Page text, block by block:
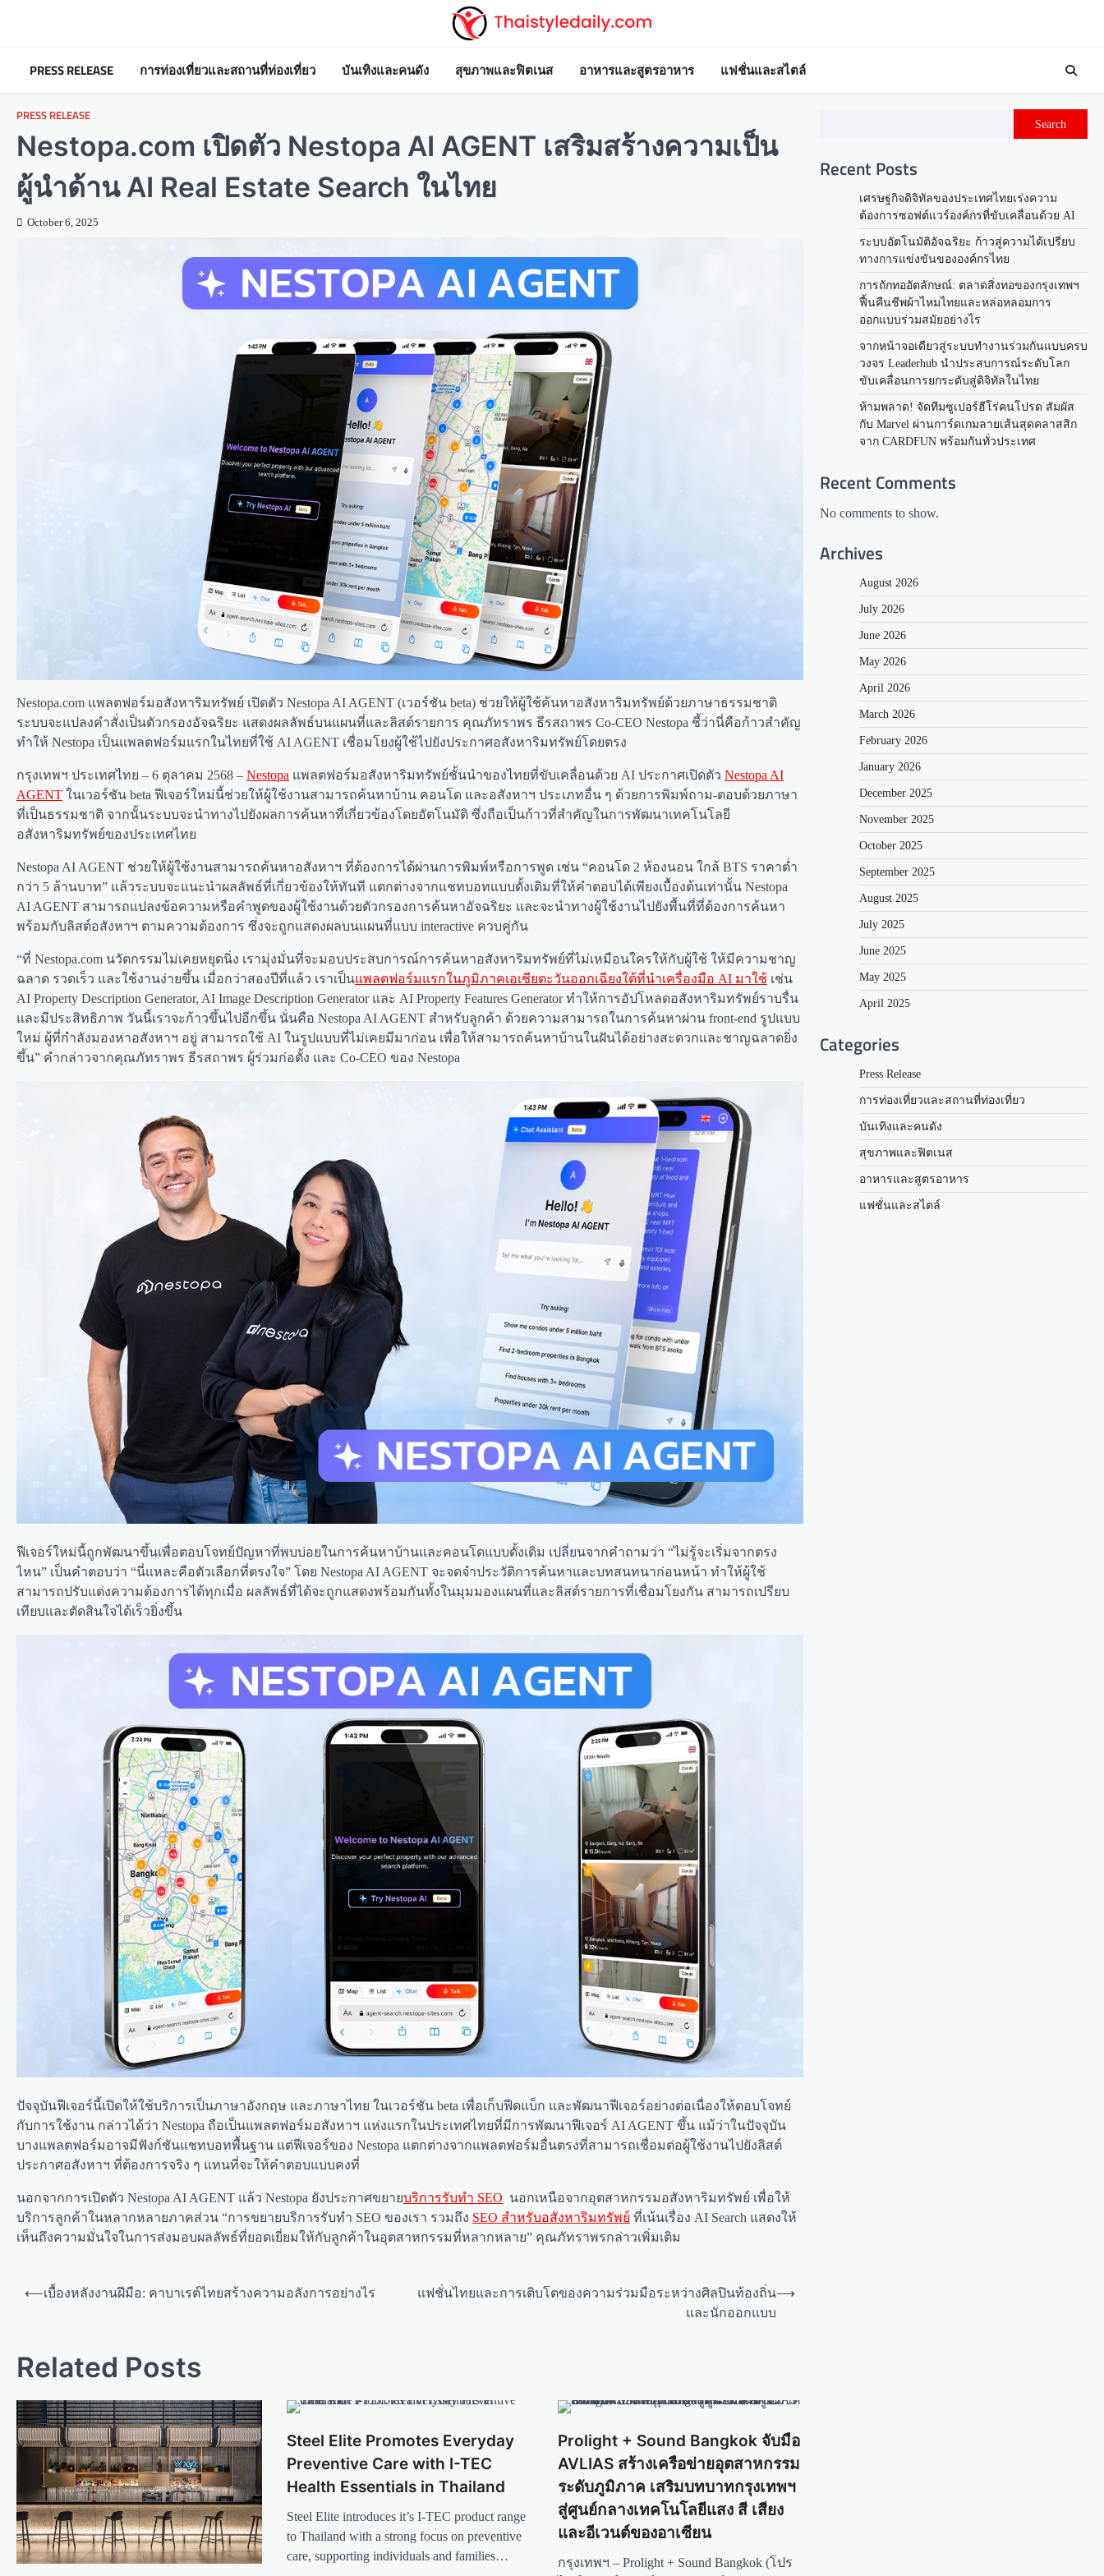
PRESS RELEASE การท่องเที่ยวและสถานที่ท่องเที่ยว บันเทิงและคนดัง สุขภาพและฟิตเนส อาหารและสูตรอาหาร แฟชั่นและสไตล์
PRESS RELEASE
Nestopa.com เปิดตัว Nestopa AI AGENT เสริมสร้างความเป็น
ผู้นำด้าน AI Real Estate Search ในไทย
October 6, 2025
Nestopa.com แพลตฟอร์มอสังหาริมทรัพย์ เปิดตัว Nestopa AI AGENT (เวอร์ชัน beta) ช่วยให้ผู้ใช้ค้นหาอสังหาริมทรัพย์ด้วยภาษาธรรมชาติ
ระบบจะแปลงคำสั่งเป็นตัวกรองอัจฉริยะ แสดงผลลัพธ์บนแผนที่และลิสต์รายการ คุณภัทราพร ธีรสถาพร Co-CEO Nestopa ชี้ว่านี่คือก้าวสำคัญ
ทำให้ Nestopa เป็นแพลตฟอร์มแรกในไทยที่ใช้ AI AGENT เชื่อมโยงผู้ใช้ไปยังประกาศอสังหาริมทรัพย์โดยตรง
กรุงเทพฯ ประเทศไทย – 6 ตุลาคม 2568 – Nestopa แพลตฟอร์มอสังหาริมทรัพย์ชั้นนำของไทยที่ขับเคลื่อนด้วย AI ประกาศเปิดตัว Nestopa AI
AGENT ในเวอร์ชัน beta ฟีเจอร์ใหม่นี้ช่วยให้ผู้ใช้งานสามารถค้นหาบ้าน คอนโด และอสังหาฯ ประเภทอื่น ๆ ด้วยการพิมพ์ถาม-ตอบด้วยภาษา
ที่เป็นธรรมชาติ จากนั้นระบบจะนำทางไปยังผลการค้นหาที่เกี่ยวข้องโดยอัตโนมัติ ซึ่งถือเป็นก้าวที่สำคัญในการพัฒนาเทคโนโลยี
อสังหาริมทรัพย์ของประเทศไทย
Nestopa AI AGENT ช่วยให้ผู้ใช้งานสามารถค้นหาอสังหาฯ ที่ต้องการได้ผ่านการพิมพ์หรือการพูด เช่น “คอนโด 2 ห้องนอน ใกล้ BTS ราคาต่ำ
กว่า 5 ล้านบาท” แล้วระบบจะแนะนำผลลัพธ์ที่เกี่ยวข้องให้ทันที แตกต่างจากแชทบอทแบบดั้งเดิมที่ให้คำตอบได้เพียงเบื้องต้นเท่านั้น Nestopa
AI AGENT สามารถแปลงข้อความหรือคำพูดของผู้ใช้งานด้วยตัวกรองการค้นหาอัจฉริยะ และจะนำทางผู้ใช้งานไปยังพื้นที่ที่ต้องการค้นหา
พร้อมกับลิสต์อสังหาฯ ตามความต้องการ ซึ่งจะถูกแสดงผลบนแผนที่แบบ interactive ควบคู่กัน
“ที่ Nestopa.com นวัตกรรมไม่เคยหยุดนิ่ง เรามุ่งมั่นที่จะมอบประสบการณ์การค้นหาอสังหาริมทรัพย์ที่ไม่เหมือนใครให้กับผู้ใช้ ให้มีความชาญ
ฉลาด รวดเร็ว และใช้งานง่ายขึ้น เมื่อกว่าสองปีที่แล้ว เราเป็นแพลตฟอร์มแรกในภูมิภาคเอเชียตะวันออกเฉียงใต้ที่นำเครื่องมือ AI มาใช้ เช่น
AI Property Description Generator, AI Image Description Generator และ AI Property Features Generator ทำให้การอัปโหลดอสังหาริมทรัพย์ราบรื่น
และมีประสิทธิภาพ วันนี้เราจะก้าวขึ้นไปอีกขึ้น นั่นคือ Nestopa AI AGENT สำหรับลูกค้า ด้วยความสามารถในการค้นหาผ่าน front-end รูปแบบ
ใหม่ ผู้ที่กำลังมองหาอสังหาฯ อยู่ สามารถใช้ AI ในรูปแบบที่ไม่เคยมีมาก่อน เพื่อให้สามารถค้นหาบ้านในฝันได้อย่างสะดวกและชาญฉลาดยิ่ง
ขึ้น” คำกล่าวจากคุณภัทราพร ธีรสถาพร ผู้ร่วมก่อตั้ง และ Co-CEO ของ Nestopa
ฟีเจอร์ใหม่นี้ถูกพัฒนาขึ้นเพื่อตอบโจทย์ปัญหาที่พบบ่อยในการค้นหาบ้านและคอนโดแบบดั้งเดิม เปลี่ยนจากคำถามว่า “ไม่รู้จะเริ่มจากตรง
ไหน” เป็นคำตอบว่า “นี่แหละคือตัวเลือกที่ตรงใจ” โดย Nestopa AI AGENT จะจดจำประวัติการค้นหาและบทสนทนาก่อนหน้า ทำให้ผู้ใช้
สามารถปรับแต่งความต้องการได้ทุกเมื่อ ผลลัพธ์ที่ได้จะถูกแสดงพร้อมกันทั้งในมุมมองแผนที่และลิสต์รายการที่เชื่อมโยงกัน สามารถเปรียบ
เทียบและตัดสินใจได้เร็วยิ่งขึ้น
ปัจจุบันฟีเจอร์นี้เปิดให้ใช้บริการเป็นภาษาอังกฤษ และภาษาไทย ในเวอร์ชัน beta เพื่อเก็บฟีดแบ็ก และพัฒนาฟีเจอร์อย่างต่อเนื่องให้ตอบโจทย์
กับการใช้งาน กล่าวได้ว่า Nestopa ถือเป็นแพลตฟอร์มอสังหาฯ แห่งแรกในประเทศไทยที่มีการพัฒนาฟีเจอร์ AI AGENT ขึ้น แม้ว่าในปัจจุบัน
บางแพลตฟอร์มอาจมีฟังก์ชันแชทบอทพื้นฐาน แต่ฟีเจอร์ของ Nestopa แตกต่างจากแพลตฟอร์มอื่นตรงที่สามารถเชื่อมต่อผู้ใช้งานไปยังลิสต์
ประกาศอสังหาฯ ที่ต้องการจริง ๆ แทนที่จะให้คำตอบแบบคงที่
นอกจากการเปิดตัว Nestopa AI AGENT แล้ว Nestopa ยังประกาศขยายบริการรับทำ SEO นอกเหนือจากอุตสาหกรรมอสังหาริมทรัพย์ เพื่อให้
บริการลูกค้าในหลากหลายภาคส่วน “การขยายบริการรับทำ SEO ของเรา รวมถึง SEO สำหรับอสังหาริมทรัพย์ ที่เน้นเรื่อง AI Search แสดงให้
เห็นถึงความมั่นใจในการส่งมอบผลลัพธ์ที่ยอดเยี่ยมให้กับลูกค้าในอุตสาหกรรมที่หลากหลาย” คุณภัทราพรกล่าวเพิ่มเติม
P
t
a
v
g
a
t
i
⟵เบื้องหลังงานฝีมือ: คาบาเรต์ไทยสร้างความอลังการอย่างไร
แฟชั่นไทยและการเติบโตของความร่วมมือระหว่างศิลปินท้องถิ่น
และนักออกแบบ
⟶
Related Posts
Steel Elite Promotes Everyday
Preventive Care with I-TEC
Health Essentials in Thailand
Steel Elite introduces it’s I-TEC product range
to Thailand with a strong focus on preventive
care, supporting individuals and families…
Prolight + Sound Bangkok จับมือ
AVLIAS สร้างเครือข่ายอุตสาหกรรม
ระดับภูมิภาค เสริมบทบาทกรุงเทพฯ
สู่ศูนย์กลางเทคโนโลยีแสง สี เสียง
และอีเวนต์ของอาเซียน
กรุงเทพฯ – Prolight + Sound Bangkok (โปร
Search
Recent Posts
เศรษฐกิจดิจิทัลของประเทศไทยเร่งความ
ต้องการซอฟต์แวร์องค์กรที่ขับเคลื่อนด้วย AI
ระบบอัตโนมัติอัจฉริยะ ก้าวสู่ความได้เปรียบ
ทางการแข่งขันขององค์กรไทย
การถักทออัตลักษณ์: ตลาดสิ่งทอของกรุงเทพฯ
ฟื้นคืนชีพผ้าไหมไทยและหล่อหลอมการ
ออกแบบร่วมสมัยอย่างไร
จากหน้าจอเดียวสู่ระบบทำงานร่วมกันแบบครบ
วงจร Leaderhub นำประสบการณ์ระดับโลก
ขับเคลื่อนการยกระดับสู่ดิจิทัลในไทย
ห้ามพลาด! จัดทีมซูเปอร์ฮีโร่คนโปรด สัมผัส
กับ Marvel ผ่านการ์ดเกมลายเส้นสุดคลาสสิก
จาก CARDFUN พร้อมกันทั่วประเทศ
Recent Comments
No comments to show.
Archives
August 2026
July 2026
June 2026
May 2026
April 2026
March 2026
February 2026
January 2026
December 2025
November 2025
October 2025
September 2025
August 2025
July 2025
June 2025
May 2025
April 2025
Categories
Press Release
การท่องเที่ยวและสถานที่ท่องเที่ยว
บันเทิงและคนดัง
สุขภาพและฟิตเนส
อาหารและสูตรอาหาร
แฟชั่นและสไตล์